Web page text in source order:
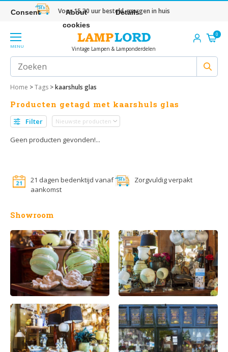
Voor 15.30 uur besteld, morgen in huis
MENU Vintage Lampen & Lamponderdelen
0
Home >Tags >kaarshuls glas
Producten getagd met kaarshuls glas
Filter
Geen producten gevonden!...
21 dagen bedenktijd vanaf
aankomst
Zorgvuldig verpakt
Showroom
Consent
About
cookies
Details